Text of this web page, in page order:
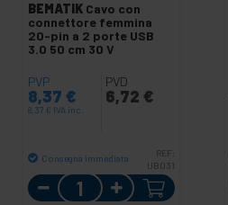
BEMATIK Cavo con
connettore femmina
20-pin a 2 porte USB
3.0 50 cm 30 V
PVP
8,37 €
8,37 € IVA inc.
PVD
6,72 €
Consegna immediata
REF:
UB031
Quantità